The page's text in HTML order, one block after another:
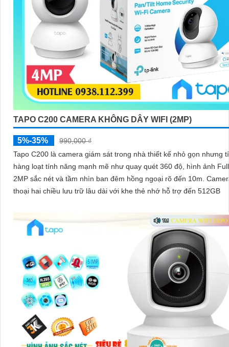
TAPO C200 CAMERA KHÔNG DÂY WIFI (2MP)
5%-35%
990,000 ₫
Tapo C200 là camera giám sát trong nhà thiết kế nhỏ gọn nhưng
hàng loạt tính năng mạnh mẽ như quay quét 360 độ, hình ảnh
2MP sắc nét và tầm nhìn ban đêm hồng ngoại rõ đến 10m. Camera đàm
thoại hai chiều lưu trữ lâu dài với khe thẻ nhớ hỗ trợ đến 512GB